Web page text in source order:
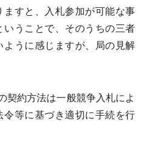
すと、入札参加が可能な事
うことで、そのうちの三者
ように感じますが、局の見解
約方法は一般競争入札によ
令等に基づき適切に手続を行